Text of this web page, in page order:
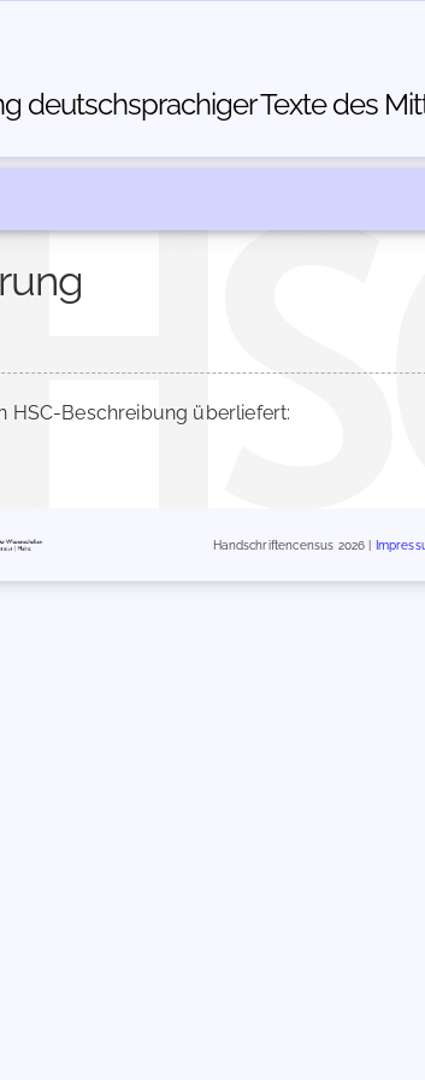
deutschsprachiger Texte des
HSC-Beschreibung überliefert:
Handschriftencensus 2026 |